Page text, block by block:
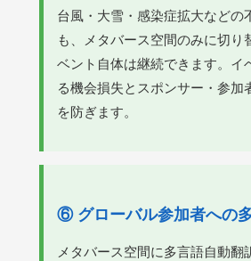
台風・大雪・感染症拡大などの
も、メタバース空間のみに切り
ベント自体は継続できます。イ
る機会損失とスポンサー・参加
を防ぎます。
⑥ グローバル参加者への
メタバース空間に多言語自動翻